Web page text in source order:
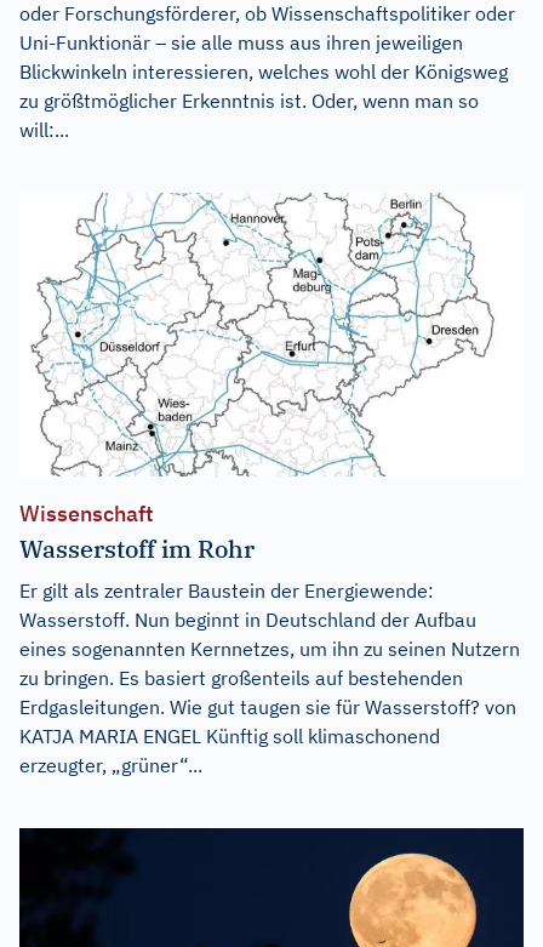
oder Forschungsförderer, ob Wissenschaftspolitiker oder
Uni-Funktionär – sie alle muss aus ihren jeweiligen
Blickwinkeln interessieren, welches wohl der Königsweg
zu größtmöglicher Erkenntnis ist. Oder, wenn man so
will:...
Wissenschaft
Wasserstoff im Rohr
Er gilt als zentraler Baustein der Energiewende:
Wasserstoff. Nun beginnt in Deutschland der Aufbau
eines sogenannten Kernnetzes, um ihn zu seinen Nutzern
zu bringen. Es basiert großenteils auf bestehenden
Erdgasleitungen. Wie gut taugen sie für Wasserstoff? von
KATJA MARIA ENGEL Künftig soll klimaschonend
erzeugter, „grüner“...